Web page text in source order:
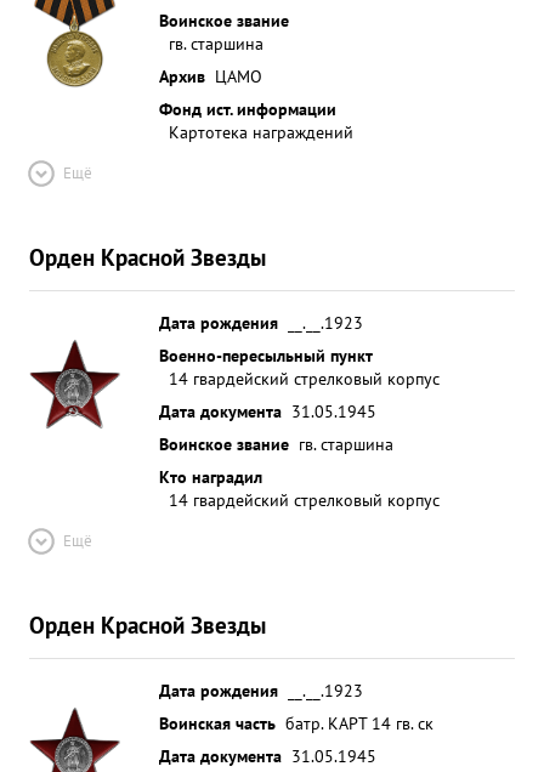
Воинское звание
гв. старшина
Архив ЦАМО
Фонд ист. информации
Картотека награждений
Ещё
Орден Красной Звезды
Дата рождения
__.__.1923
Военно-пересыльный пункт
14 гвардейский стрелковый корпус
Дата документа 31.05.1945
Воинское звание гв. старшина
Кто наградил
14 гвардейский стрелковый корпус
Ещё
Орден Красной Звезды
Дата рождения
__.__.1923
Воинская часть батр. КАРТ 14 гв. ск
Дата документа 31.05.1945